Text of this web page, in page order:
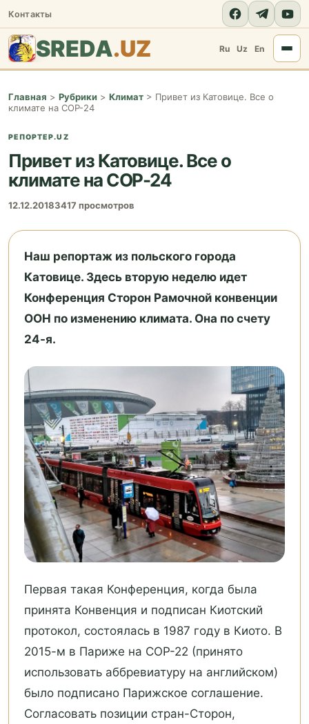
Контакты
SREDA.UZ Ru Uz En
Главная > Рубрики > Климат > Привет из Катовице. Все о
климате на СOP-24
РЕПОРТЕР.UZ
Привет из Катовице. Все о
климате на СOP-24
12.12.20183417 просмотров
Наш репортаж из польского города
Катовице. Здесь вторую неделю идет
Конференция Сторон Рамочной конвенции
ООН по изменению климата. Она по счету
24-я.
Первая такая Конференция, когда была
принята Конвенция и подписан Киотский
протокол, состоялась в 1987 году в Киото. В
2015-м в Париже на COP-22 (принято
использовать аббревиатуру на английском)
было подписано Парижское соглашение.
Согласовать позиции стран-Сторон,